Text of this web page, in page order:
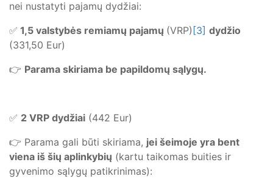
nei nustatyti pajamų dydžiai:
✅ 1,5 valstybės remiamų pajamų (VRP) [3] dydžio
(331,50 Eur)
👉 Parama skiriama be papildomų sąlygų.
✅ 2 VRP dydžiai (442 Eur)
👉 Parama gali būti skiriama, jei šeimoje yra bent
viena iš šių aplinkybių (kartu taikomas buities ir
gyvenimo sąlygų patikrinimas):